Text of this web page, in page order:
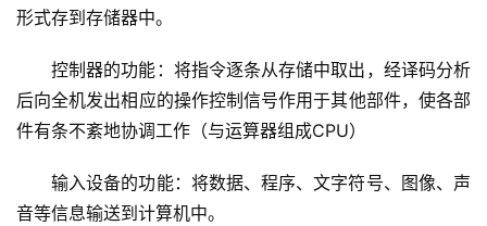
形式存到存储器中。
控制器的功能：将指令逐条从存储中取出，经译码分析
后向全机发出相应的操作控制信号作用于其他部件，使各部
件有条不紊地协调工作（与运算器组成CPU）
输入设备的功能：将数据、程序、文字符号、图像、声
音等信息输送到计算机中。